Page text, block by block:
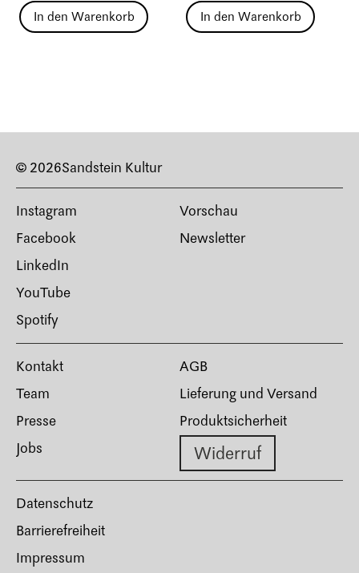
In den Warenkorb In den Warenkorb
© 2026Sandstein Kultur
Instagram
Facebook
LinkedIn
YouTube
Spotify
Vorschau
Newsletter
Kontakt
Team
Presse
Jobs
AGB
Lieferung und Versand
Produktsicherheit
Widerruf
Datenschutz
Barrierefreiheit
Impressum